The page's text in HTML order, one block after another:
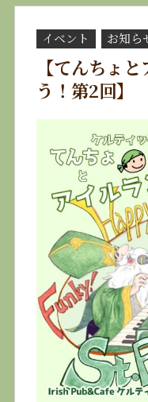
イベント お知ら
【てんちょ
う！第2回】